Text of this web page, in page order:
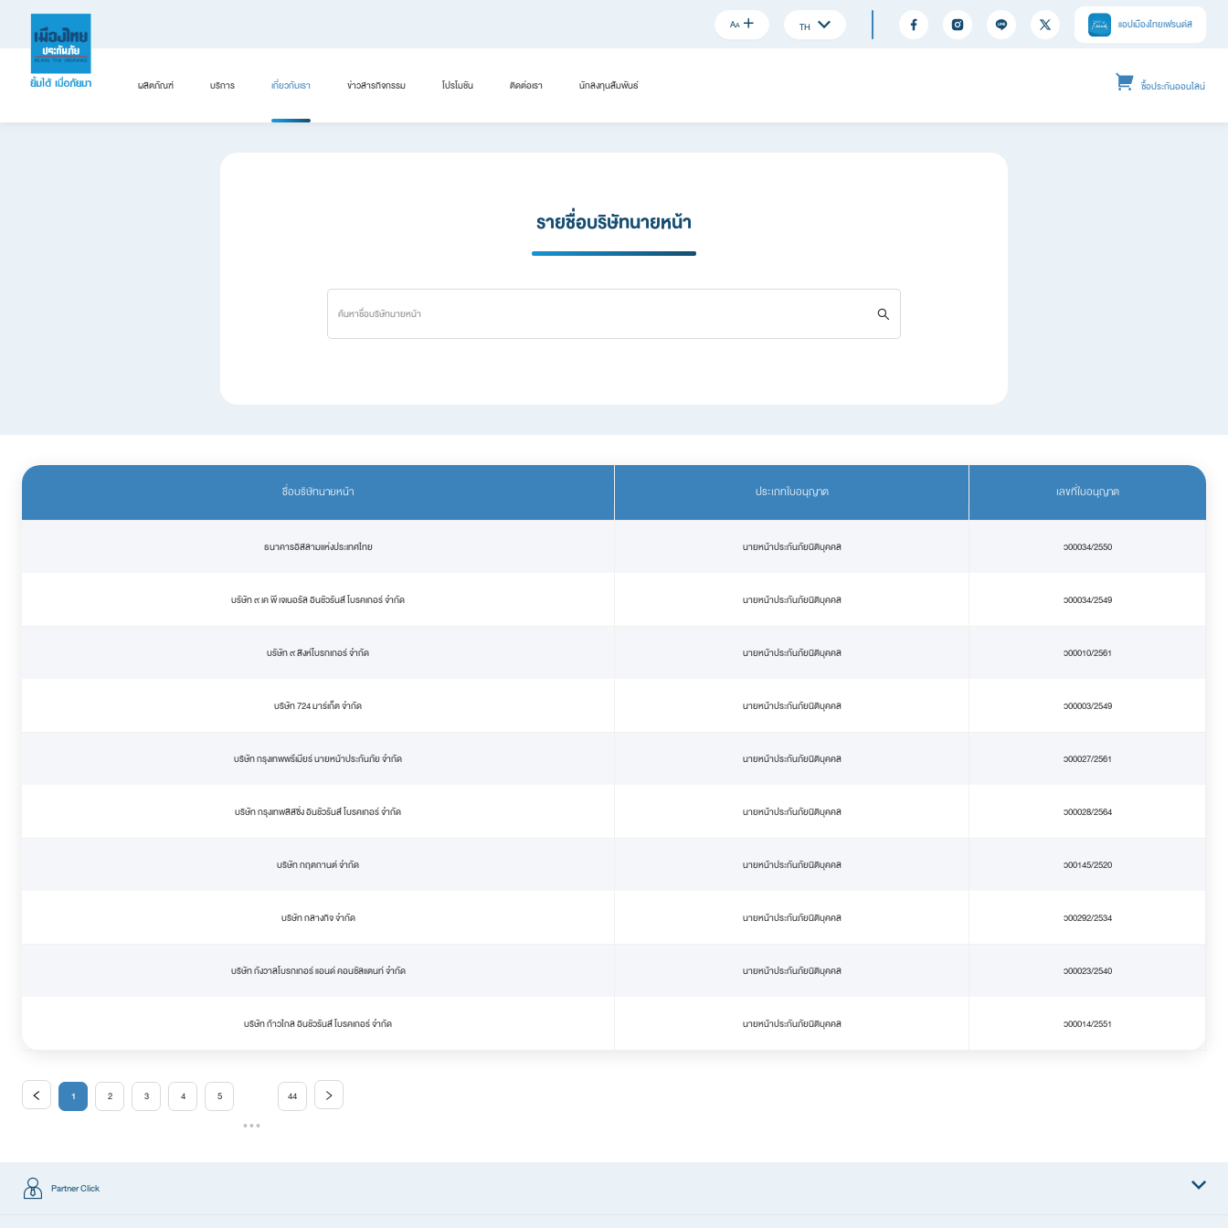
AA TH แอปเมืองไทยเฟรนด์ส
ผลิตภัณฑ์ บริการ เกี่ยวกับเรา ข่าวสารกิจกรรม โปรโมชัน ติดต่อเรา นักลงทุนสัมพันธ์ ซื้อประกันออนไลน์
รายชื่อบริษัทนายหน้า
ชื่อบริษัทนายหน้า ประเภทใบอนุญาต เลขที่ใบอนุญาต
ธนาคารอิสลามแห่งประเทศไทย นายหน้าประกันภัยนิติบุคคล ว00034/2550
บรัษัท ๙ เค พี เจเนอรัล อินชัวรันส์ โบรคเกอร์ จำกัด นายหน้าประกันภัยนิติบุคคล ว00034/2549
บรัษัท ๙ สิงห์โบรกเกอร์ จำกัด นายหน้าประกันภัยนิติบุคคล ว00010/2561
บริษัท 724 มาร์เก็ต จำกัด นายหน้าประกันภัยนิติบุคคล ว00003/2549
บริษัท กรุงเทพพรีเมียร์ นายหน้าประกันภัย จำกัด นายหน้าประกันภัยนิติบุคคล ว00027/2561
บริษัท กรุงเทพลิสซิ่ง อินชัวรันส์ โบรคเกอร์ จำกัด นายหน้าประกันภัยนิติบุคคล ว00028/2564
บริษัท กฤตกานต์ จำกัด นายหน้าประกันภัยนิติบุคคล ว00145/2520
บริษัท กลางกิจ จำกัด นายหน้าประกันภัยนิติบุคคล ว00292/2534
บริษัท กังวาลโบรกเกอร์ แอนด์ คอนซัลแตนท์ จำกัด นายหน้าประกันภัยนิติบุคคล ว00023/2540
บริษัท ก้าวไกล อินชัวรันส์ โบรคเกอร์ จำกัด นายหน้าประกันภัยนิติบุคคล ว00014/2551
1 2 3 4 5
•••
44
Partner Click